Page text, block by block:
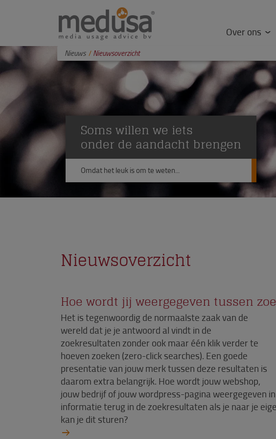
Over ons
Nieuws Nieuwsoverzicht
Soms willen we iets
onder de aandacht brengen
Omdat het leuk is om te weten...
Nieuwsoverzicht
Hoe wordt jij weergegeven tussen
Het is tegenwoordig de normaalste zaak van de
wereld dat je je antwoord al vindt in de
zoekresultaten zonder ook maar één klik verder te
hoeven zoeken (zero-click searches). Een goede
presentatie van jouw merk tussen deze resultaten is
daarom extra belangrijk. Hoe wordt jouw webshop,
jouw bedrijf of jouw wordpress-pagina weergegeven
informatie terug in de zoekresultaten als je naar je
kan je dit sturen?